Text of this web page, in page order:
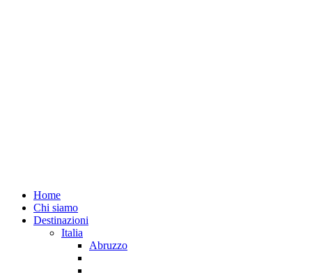
Home
Chi siamo
Destinazioni
Italia
Abruzzo